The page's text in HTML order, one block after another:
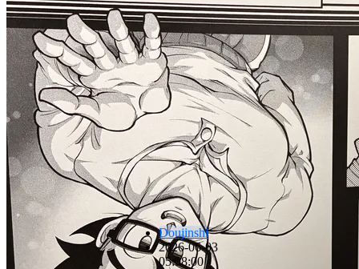
Doujinshi
2026-06-03
05:08:00